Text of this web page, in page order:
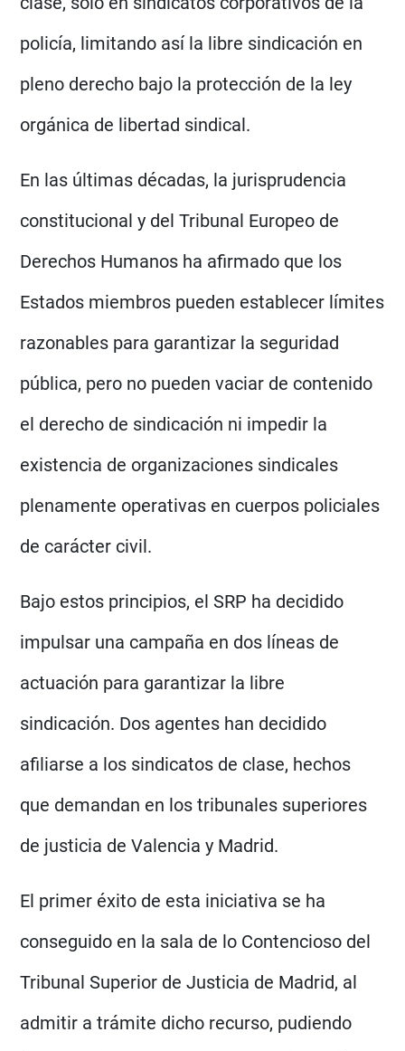
policía, limitando así la libre sindicación en
pleno derecho bajo la protección de la ley
orgánica de libertad sindical.
En las últimas décadas, la jurisprudencia
constitucional y del Tribunal Europeo de
Derechos Humanos ha afirmado que los
Estados miembros pueden establecer límites
razonables para garantizar la seguridad
pública, pero no pueden vaciar de contenido
el derecho de sindicación ni impedir la
existencia de organizaciones sindicales
plenamente operativas en cuerpos policiales
de carácter civil.
Bajo estos principios, el SRP ha decidido
impulsar una campaña en dos líneas de
actuación para garantizar la libre
sindicación. Dos agentes han decidido
afiliarse a los sindicatos de clase, hechos
que demandan en los tribunales superiores
de justicia de Valencia y Madrid.
El primer éxito de esta iniciativa se ha
conseguido en la sala de lo Contencioso del
Tribunal Superior de Justicia de Madrid, al
admitir a trámite dicho recurso, pudiendo